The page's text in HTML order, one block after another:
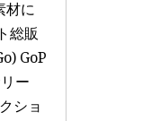
材に
総販
GoP
ー
ショ